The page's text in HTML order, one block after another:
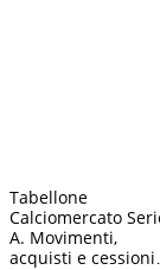
Tabellone
Calciomercato
A. Movimenti,
acquisti e cessioni: